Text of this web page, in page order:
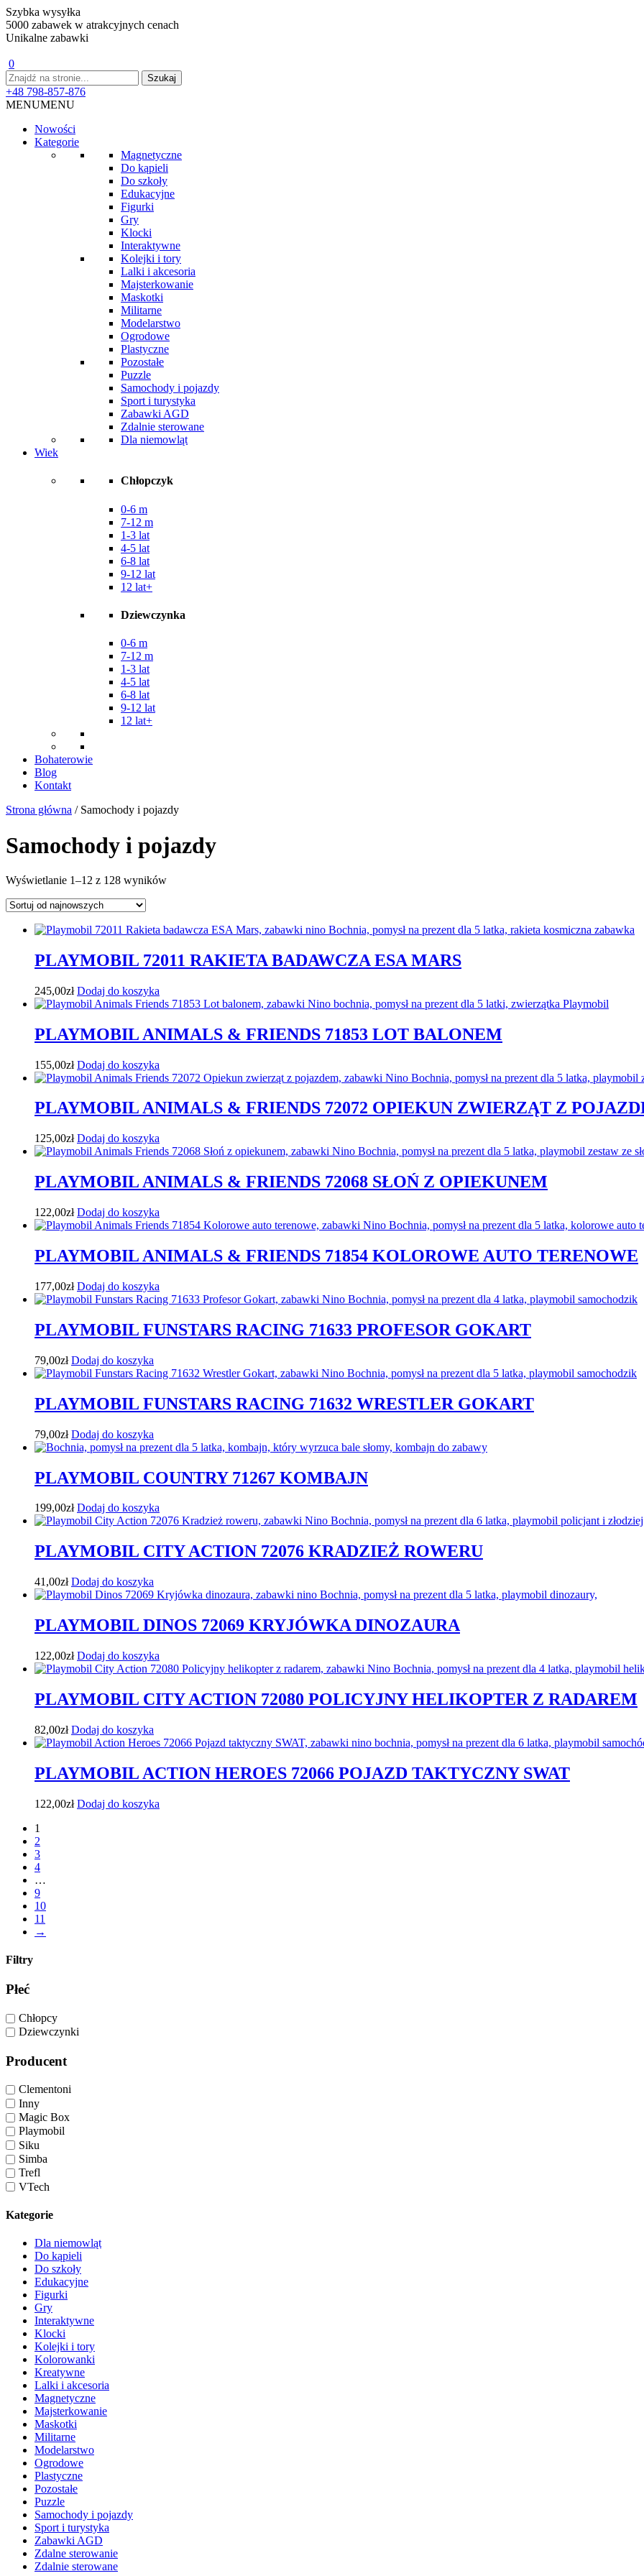
Szybka wysyłka
5000 zabawek w atrakcyjnych cenach
Unikalne zabawki
0
+48 798-857-876
MENUMENU
Nowości
Kategorie
Magnetyczne
Do kąpieli
Do szkoły
Edukacyjne
Figurki
Gry
Klocki
Interaktywne
Kolejki i tory
Lalki i akcesoria
Majsterkowanie
Maskotki
Militarne
Modelarstwo
Ogrodowe
Plastyczne
Pozostałe
Puzzle
Samochody i pojazdy
Sport i turystyka
Zabawki AGD
Zdalnie sterowane
Dla niemowląt
Wiek
Chłopczyk
0-6 m
7-12 m
1-3 lat
4-5 lat
6-8 lat
9-12 lat
12 lat+
Dziewczynka
0-6 m
7-12 m
1-3 lat
4-5 lat
6-8 lat
9-12 lat
12 lat+
Bohaterowie
Blog
Kontakt
Strona główna / Samochody i pojazdy
Samochody i pojazdy
Wyświetlanie 1–12 z 128 wynikówPosortowane
PLAYMOBIL 72011 RAKIETA BADAWCZA ESA MARS
245,00zł Dodaj do koszyka
PLAYMOBIL ANIMALS & FRIENDS 71853 LOT BALONEM
155,00zł Dodaj do koszyka
PLAYMOBIL ANIMALS & FRIENDS 72072 OPIEKUN ZWIERZĄT Z
125,00zł Dodaj do koszyka
PLAYMOBIL ANIMALS & FRIENDS 72068 SŁOŃ Z OPIEKUNEM
122,00zł Dodaj do koszyka
PLAYMOBIL ANIMALS & FRIENDS 71854 KOLOROWE AUTO TERENOWE
177,00zł Dodaj do koszyka
PLAYMOBIL FUNSTARS RACING 71633 PROFESOR GOKART
79,00zł Dodaj do koszyka
PLAYMOBIL FUNSTARS RACING 71632 WRESTLER GOKART
79,00zł Dodaj do koszyka
PLAYMOBIL COUNTRY 71267 KOMBAJN
199,00zł Dodaj do koszyka
PLAYMOBIL CITY ACTION 72076 KRADZIEŻ ROWERU
41,00zł Dodaj do koszyka
PLAYMOBIL DINOS 72069 KRYJÓWKA DINOZAURA
122,00zł Dodaj do koszyka
PLAYMOBIL CITY ACTION 72080 POLICYJNY HELIKOPTER Z RADAREM
82,00zł Dodaj do koszyka
PLAYMOBIL ACTION HEROES 72066 POJAZD TAKTYCZNY SWAT
122,00zł Dodaj do koszyka
1
2
3
4
…
9
10
11
→
Filtry
Płeć
Chłopcy
Dziewczynki
Producent
Clementoni
Inny
Magic Box
Playmobil
Siku
Simba
Trefl
VTech
Kategorie
Dla niemowląt
Do kąpieli
Do szkoły
Edukacyjne
Figurki
Gry
Interaktywne
Klocki
Kolejki i tory
Kolorowanki
Kreatywne
Lalki i akcesoria
Magnetyczne
Majsterkowanie
Maskotki
Militarne
Modelarstwo
Ogrodowe
Plastyczne
Pozostałe
Puzzle
Samochody i pojazdy
Sport i turystyka
Zabawki AGD
Zdalne sterowanie
Zdalnie sterowane